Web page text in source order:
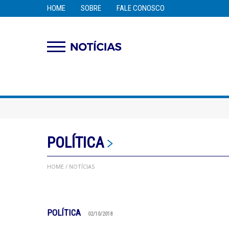
HOME SOBRE FALE CONOSCO
POLÍTICA
HOME / NOTÍCIAS
POLÍTICA 02/10/2018